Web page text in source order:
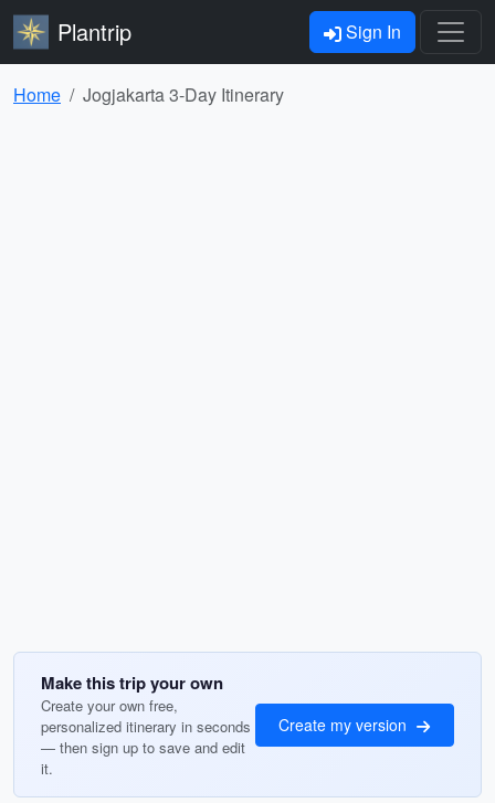
Plantrip Sign In
Home Jogjakarta 3-Day Itinerary
Make this trip your own
Create your own free,
personalized itinerary in seconds
— then sign up to save and edit
it.
Create my version